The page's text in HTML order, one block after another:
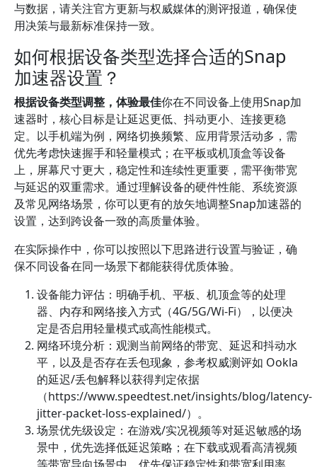
与数据，请关注官方更新与权威媒体的测评报道，确保使
用决策与最新标准保持一致。
如何根据设备类型选择合适的Snap
加速器设置？
根据设备类型调整，体验最佳你在不同设备上使用Snap加
速器时，核心目标是让延迟更低、抖动更小、连接更稳
定。以手机端为例，网络切换频繁、应用背景活动多，需
优先考虑快速握手和轻量模式；在平板或机顶盒等设备
上，屏幕尺寸更大，稳定性和连续性更重要，需平衡带宽
与延迟的双重需求。通过理解设备的硬件性能、系统资源
及常见网络场景，你可以更有的放矢地调整Snap加速器的
设置，达到跨设备一致的高质量体验。
在实际操作中，你可以按照以下思路进行设置与验证，确
保不同设备在同一场景下都能获得优质体验。
设备能力评估：明确手机、平板、机顶盒等的处理
器、内存和网络接入方式（4G/5G/Wi‑Fi），以便决
定是否启用轻量模式或高性能模式。
网络环境分析：观测当前网络的带宽、延迟和抖动水
平，以及是否存在丢包现象，参考权威测评如 Ookla
的延迟/丢包解释以获得判定依据
（https://www.speedtest.net/insights/blog/latency-
jitter-packet-loss-explained/）。
场景优先级设定：在游戏/实况视频等对延迟敏感的场
景中，优先选择低延迟策略；在下载或观看高清视频